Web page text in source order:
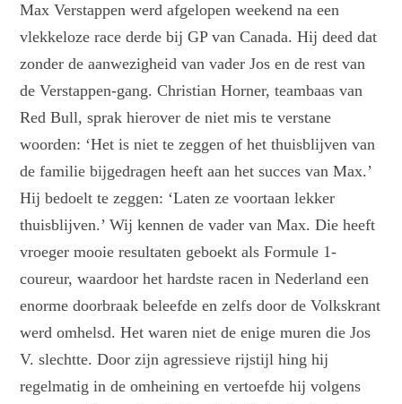
Max Verstappen werd afgelopen weekend na een
vlekkeloze race derde bij GP van Canada. Hij deed dat
zonder de aanwezigheid van vader Jos en de rest van
de Verstappen-gang. Christian Horner, teambaas van
Red Bull, sprak hierover de niet mis te verstane
woorden: ‘Het is niet te zeggen of het thuisblijven van
de familie bijgedragen heeft aan het succes van Max.’
Hij bedoelt te zeggen: ‘Laten ze voortaan lekker
thuisblijven.’ Wij kennen de vader van Max. Die heeft
vroeger mooie resultaten geboekt als Formule 1-
coureur, waardoor het hardste racen in Nederland een
enorme doorbraak beleefde en zelfs door de Volkskrant
werd omhelsd. Het waren niet de enige muren die Jos
V. slechtte. Door zijn agressieve rijstijl hing hij
regelmatig in de omheining en vertoefde hij volgens